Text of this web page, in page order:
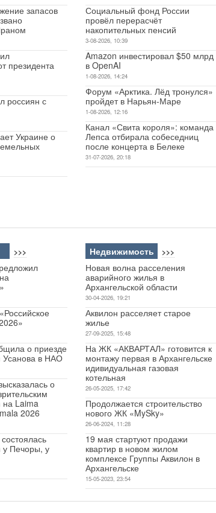
запасов
президента
россиян с
Украине о
Социальный фонд России
провёл перерасчёт
накопительных пенсий
3-08-2026, 10:39
Amazon инвестировал $50 млрд
в OpenAI
1-08-2026, 14:24
Форум «Арктика. Лёд тронулся»
пройдет в Нарьян-Маре
1-08-2026, 12:16
Канал «Свита короля»: команда
Лепса отбирала собеседниц
после концерта в Белеке
31-07-2026, 20:18
>>>
о приезде
Усанова в НАО
о
Laima
2026
у Печоры, у
Недвижимость >>>
Новая волна расселения
аварийного жилья в
Архангельской области
30-04-2026, 19:21
Аквилон расселяет старое
жилье
27-09-2025, 15:48
На ЖК «АКВАРТАЛ» готовится к
монтажу первая в Архангельске
идивидуальная газовая
котельная
26-05-2025, 17:42
Продолжается строительство
нового ЖК «MySky»
26-06-2024, 11:28
19 мая стартуют продажи
квартир в новом жилом
комплексе Группы Аквилон в
Архангельске
15-05-2023, 23:54